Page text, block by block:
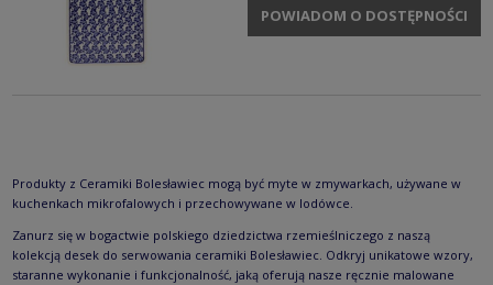
POWIADOM O DOSTĘPNOŚCI
Produkty z Ceramiki Bolesławiec mogą być myte w zmywarkach, używane w
kuchenkach mikrofalowych i przechowywane w lodówce.
Zanurz się w bogactwie polskiego dziedzictwa rzemieślniczego z naszą
kolekcją desek do serwowania ceramiki Bolesławiec. Odkryj unikatowe wzory,
staranne wykonanie i funkcjonalność, jaką oferują nasze ręcznie malowane